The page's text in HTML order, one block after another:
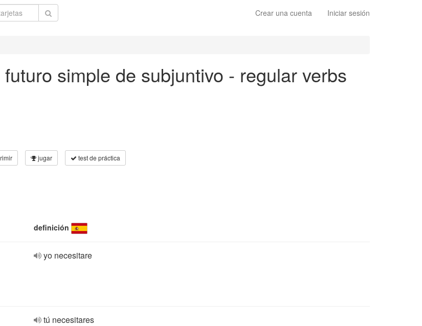
Crear una cuenta Iniciar sesión
simple de subjuntivo - regular verbs
jugar test de práctica
definición
yo necesitare
tú necesitares